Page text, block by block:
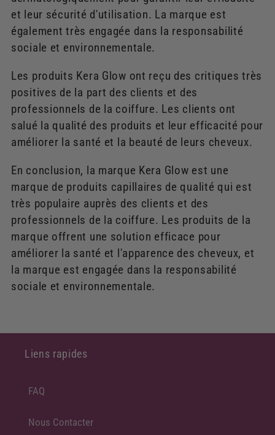
et leur sécurité d'utilisation. La marque est
également très engagée dans la responsabilité
sociale et environnementale.
Les produits Kera Glow ont reçu des critiques très
positives de la part des clients et des
professionnels de la coiffure. Les clients ont
salué la qualité des produits et leur efficacité pour
améliorer la santé et la beauté de leurs cheveux.
En conclusion, la marque Kera Glow est une
marque de produits capillaires de qualité qui est
très populaire auprès des clients et des
professionnels de la coiffure. Les produits de la
marque offrent une solution efficace pour
améliorer la santé et l'apparence des cheveux, et
la marque est engagée dans la responsabilité
sociale et environnementale.
Liens rapides
FAQ
Nous Contacter